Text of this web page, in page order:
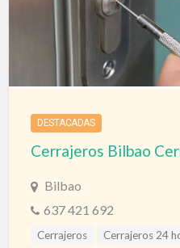
DESTACADAS
Cerrajeros Bilbao
Bilbao
637 421 692
Cerrajeros Cerrajeros 24